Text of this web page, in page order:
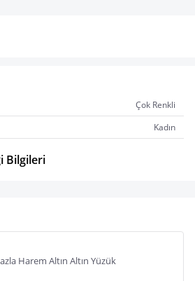
Çok Renkli
Kadın
Bilgileri
Harem Altın Altın Yüzük